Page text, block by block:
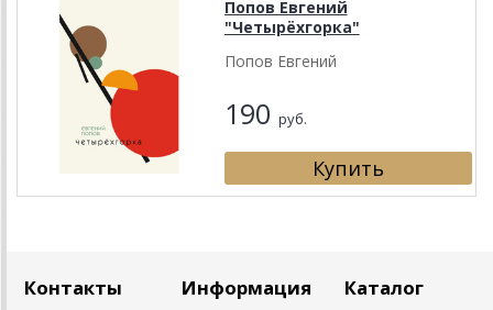
Попов Евгений
"Четырёхгорка"
Попов Евгений
190 руб.
Контакты Информация Каталог